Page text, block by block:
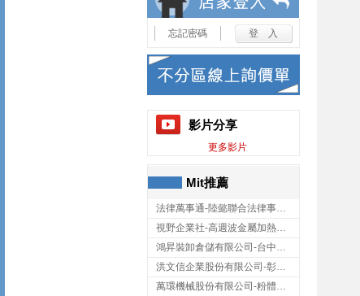
忘記密碼
影片分享
更多影片
Mit推薦
法律萬事通-陸懿聯合法律事務所
視野企業社-高週波金屬加熱設備,彰化高週波金屬加熱設備
鴻昇裝卸倉儲有限公司-台中貨櫃裝卸
洪文信企業股份有限公司-彰化鋅合金鑄造,彰化五金加工,彰化五金配件
萬環機械股份有限公司-粉體塗裝設備,輸送機,輸送機設備,台南輸送機